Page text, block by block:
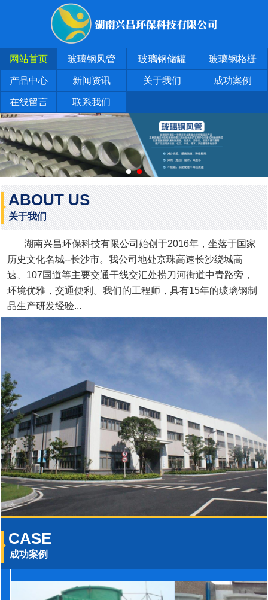
网站首页 玻璃钢风管 玻璃钢储罐 玻璃钢格栅
产品中心 新闻资讯 关于我们 成功案例
在线留言 联系我们
ABOUT US
关于我们
湖南兴昌环保科技有限公司始创于2016年，坐落于国家
历史文化名城--长沙市。我公司地处京珠高速长沙绕城高
速、107国道等主要交通干线交汇处捞刀河街道中青路旁，
环境优雅，交通便利。我们的工程师，具有15年的玻璃钢制
品生产研发经验...
CASE
成功案例